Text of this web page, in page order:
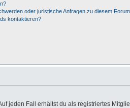
oder juristische Anfragen zu diesem
kontaktieren?
jeden Fall erhältst du als registriertes